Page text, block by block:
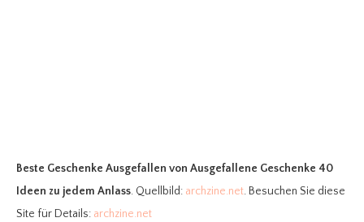
Beste Geschenke Ausgefallen von Ausgefallene Geschenke 40
Ideen zu jedem Anlass. Quellbild: archzine.net. Besuchen Sie diese
Site für Details: archzine.net